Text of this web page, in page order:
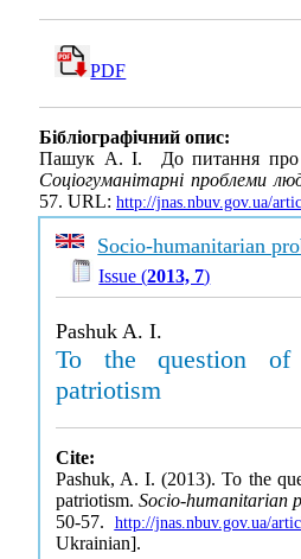
PDF
Бібліографічний опис:
Пашук А. І. До питання про
Соціогуманітарні проблеми
57. URL: http://jnas.nbuv.gov.ua/
Socio-humanitarian
Issue (2013, 7)
Pashuk A. I.
To the question of
patriotism
Cite:
Pashuk, A. I. (2013). To the
patriotism.Socio-humanitarian
50-57. http://jnas.nbuv.gov.ua/
Ukrainian].